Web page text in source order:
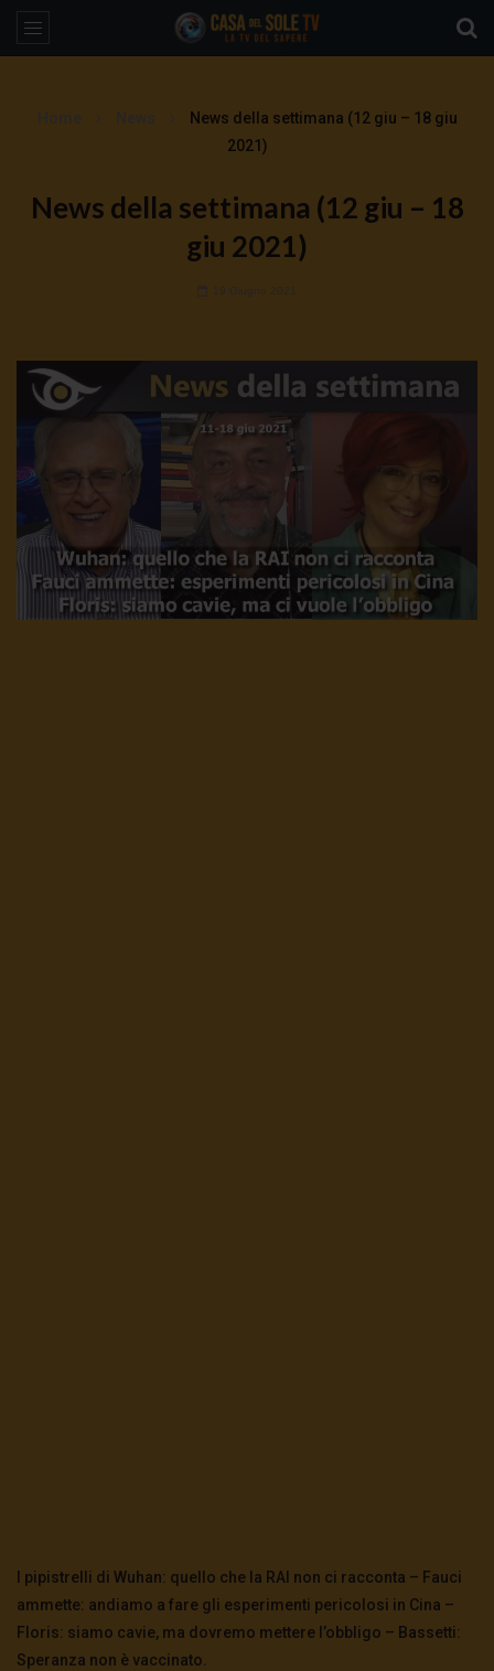
News della settimana (12 giu – 18 giu
2021)
News della settimana (12 giu – 18
giu 2021)
I pipistrelli di Wuhan: quello che la RAI non ci racconta – Fauci
ammette: andiamo a fare gli esperimenti pericolosi in Cina –
Floris: siamo cavie, ma dovremo mettere l’obbligo – Bassetti:
Speranza non è vaccinato.